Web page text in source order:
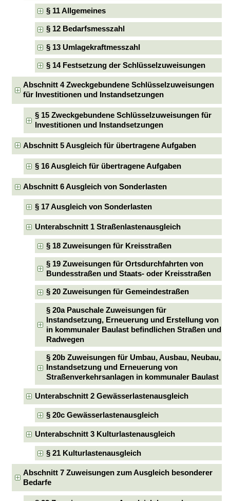
§ 11 Allgemeines
§ 12 Bedarfsmesszahl
§ 13 Umlagekraftmesszahl
§ 14 Festsetzung der Schlüsselzuweisungen
Abschnitt 4 Zweckgebundene Schlüsselzuweisungen
für Investitionen und Instandsetzungen
§ 15 Zweckgebundene Schlüsselzuweisungen für
Investitionen und Instandsetzungen
Abschnitt 5 Ausgleich für übertragene Aufgaben
§ 16 Ausgleich für übertragene Aufgaben
Abschnitt 6 Ausgleich von Sonderlasten
§ 17 Ausgleich von Sonderlasten
Unterabschnitt 1 Straßenlastenausgleich
§ 18 Zuweisungen für Kreisstraßen
§ 19 Zuweisungen für Ortsdurchfahrten von
Bundesstraßen und Staats- oder Kreisstraßen
§ 20 Zuweisungen für Gemeindestraßen
§ 20a Pauschale Zuweisungen für
Instandsetzung, Erneuerung und Erstellung von
in kommunaler Baulast befindlichen Straßen und
Radwegen
§ 20b Zuweisungen für Umbau, Ausbau, Neubau,
Instandsetzung und Erneuerung von
Straßenverkehrsanlagen in kommunaler Baulast
Unterabschnitt 2 Gewässerlastenausgleich
§ 20c Gewässerlastenausgleich
Unterabschnitt 3 Kulturlastenausgleich
§ 21 Kulturlastenausgleich
Abschnitt 7 Zuweisungen zum Ausgleich besonderer
Bedarfe